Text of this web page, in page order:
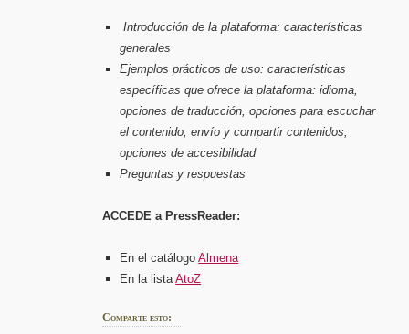
Introducción de la plataforma: características
generales
Ejemplos prácticos de uso: características
específicas que ofrece la plataforma: idioma,
opciones de traducción, opciones para escuchar
el contenido, envío y compartir contenidos,
opciones de accesibilidad
Preguntas y respuestas
ACCEDE a PressReader:
En el catálogoAlmena
En la listaAtoZ
Comparte esto: